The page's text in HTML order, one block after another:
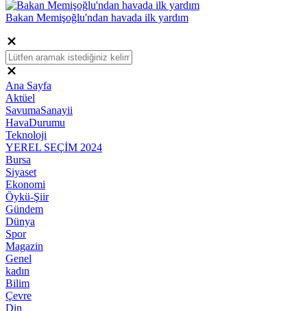
Bakan Memişoğlu'ndan havada ilk yardım
Ana Sayfa
Aktüel
SavumaSanayii
HavaDurumu
Teknoloji
YEREL SEÇİM 2024
Bursa
Siyaset
Ekonomi
Öykü-Şiir
Gündem
Dünya
Spor
Magazin
Genel
kadın
Bilim
Çevre
Din